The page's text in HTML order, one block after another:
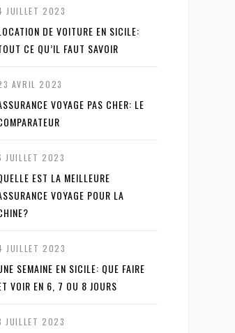
JUILLET 2023
DE VOITURE EN SICILE:
CE QU’IL FAUT SAVOIR
AVRIL 2023
VOYAGE PAS CHER: LE
JUILLET 2023
EST LA MEILLEURE
VOYAGE POUR LA
JUILLET 2023
SEMAINE EN SICILE: QUE FAIRE
VOIR EN 6, 7 OU 8 JOURS
JUILLET 2023